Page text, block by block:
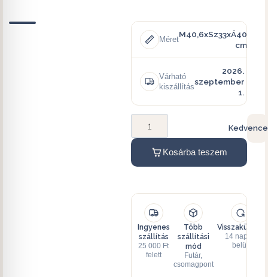
Méret
M40,6xSz33xÁ40
cm
Várható
kiszállítás
2026.
szeptember
1.
Kosárba teszem
Ingyenes
szállítás
25 000 Ft
felett
Több
szállítási
mód
Futár,
csomagpont
Visszaküldés
14 napon
belül